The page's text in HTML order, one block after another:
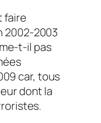
faire
2002-2003
t-il pas
car, tous
dont la